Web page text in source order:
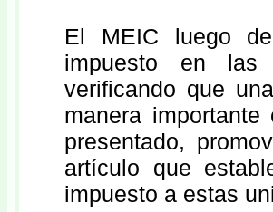
El MEIC luego
impuesto en las
verificando que
manera
presentado,
artículo que
impuesto a estas